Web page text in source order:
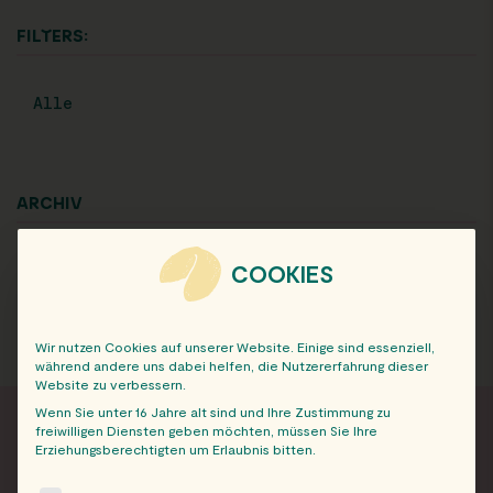
FILTERS:
Alle
ARCHIV
COOKIES
Wir nutzen Cookies auf unserer Website. Einige sind essenziell,
während andere uns dabei helfen, die Nutzererfahrung dieser
Website zu verbessern.
Wenn Sie unter 16 Jahre alt sind und Ihre Zustimmung zu
freiwilligen Diensten geben möchten, müssen Sie Ihre
Erziehungsberechtigten um Erlaubnis bitten.